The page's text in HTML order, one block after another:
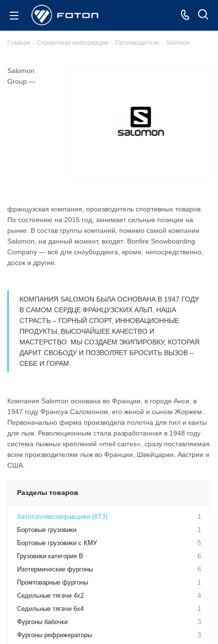
Главная - Справочная информация - Производители - Salomon
Salomon
Group —
французская компания, производитель спортивных товаров.
По состоянию на 2015 год, занимает сильные позиции на
рынке. В состав группы компаний, помимо самой компании
Salomon, на данный момент, входят: Bonfire Snowboarding
Company — всё для сноубординга, кроме, непосредственно,
досок и другие.
КОМПАНИЯ SALOMON БЫЛА ОСНОВАНА В 1947 ГОДУ
В САМОМ СЕРДЦЕ ФРАНЦУЗСКИХ АЛЬП. НАША
СТРАСТЬ – ГОРНЫЙ СПОРТ, ИННОВАЦИОННЫЕ
ПРОДУКТЫ, ВЫСОЧАЙШЕЕ КАЧЕСТВО И
МАСТЕРСТВО. МЫ СОЗДАЕМ ЭКИПИРОВКУ, КОТОРАЯ
ДАРИТ СВОБОДУ И ПОЗВОЛЯЕТ БРОСИТЬ ВЫЗОВ –
СЕБЕ И ГОРАМ.
Компания Salomon основана во Франции, в городе Анси, в
1947 году Франсуа Саломоном, его женой и сыном Жоржем.
Первоначально фирма производила полотна для пил и канты
для лыж. Революционным стала разработанная в 1948 году
система лыжных креплений «meil carres», сразу поставляемая
всем производителям лыж во Франции, Швейцарии, Австрии и
США.
Разделы товаров
Автотопливозаправщики (АТЗ)
1
Бортовые грузовики
1
Бортовые грузовики с КМУ
5
Грузовики категория B
6
Изотермические фургоны
6
Промтоварные фургоны
1
Седельные тягачи 4х2
4
Седельные тягачи 6х4
1
Фургоны бабочки
3
Фургоны рефрижераторы
3